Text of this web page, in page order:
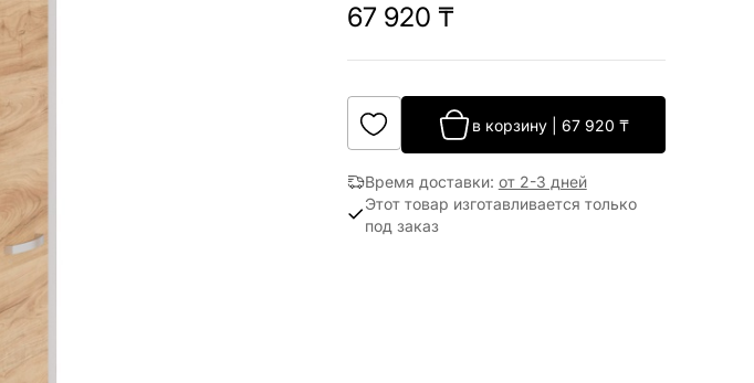
67 920 ₸
в корзину |67 920 ₸
Время доставки: от 2-3 дней
Этот товар изготавливается только
под заказ